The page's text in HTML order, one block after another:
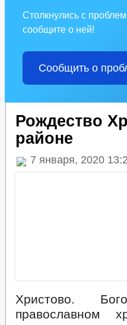
Столкнулись с
сообщите о ней!
Сообщить о
Рождество
районе
7 января, 2020
Христово.
православном